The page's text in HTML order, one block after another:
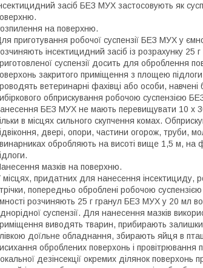
засіб БЕЗ МУХ застосовують як
на поверхню.
приготування робочої суспензії БЕЗ МУХ у
інсектицидний засіб із розрахунку
суспензії досить для оброблення
закритого приміщення з площею
ветеринарні фахівці або особи,
обприскування робочою суспензією
БЕЗ МУХ не мають перевищувати 10 х
в місцях сильного скупчення комах.
двері, опори, частини огорож, труби,
обробляють на висоті вище 1,5 м, на
мазків на поверхню.
місцях, придатних для нанесення інсектициду,
попередньо оброблені робочою
розчиняють 25 г гранул БЕЗ МУХ у 20 мл
суспензії. Для нанесення мазків
виводять тварин, прибирають залишки
доїльне обладнання, збирають яйця в
оброблених поверхонь і
дезінсекції окремих ділянок поверхонь